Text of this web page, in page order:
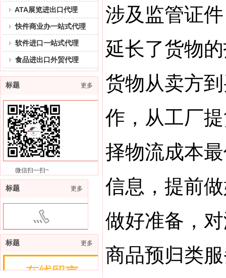
ATA展览进出口代理
快件商业办一站式代理
软件进口一站式代理
食品进出口外贸代理
标题 更多
微信扫一扫~
标题 更多
400-9976-717
标题 更多
涉及监管证
延长了货物
货物从卖方
作，从工厂
择物流成本
信息，提前
做好准备，
商品预归类